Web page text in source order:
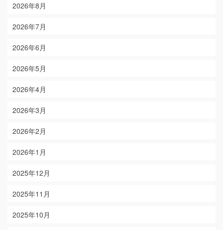
2026年8月
2026年7月
2026年6月
2026年5月
2026年4月
2026年3月
2026年2月
2026年1月
2025年12月
2025年11月
2025年10月